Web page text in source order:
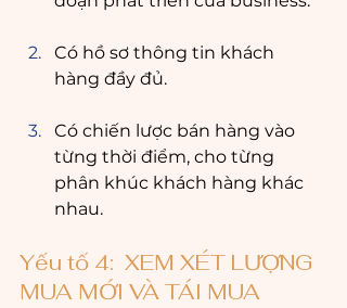
Có hồ sơ thông tin khách
hàng đầy đủ.
Có chiến lược bán hàng vào
từng thời điểm, cho từng
phân khúc khách hàng khác
nhau.
Yếu tố 4:  XEM XÉT LƯỢNG
MUA MỚI VÀ TÁI MUA